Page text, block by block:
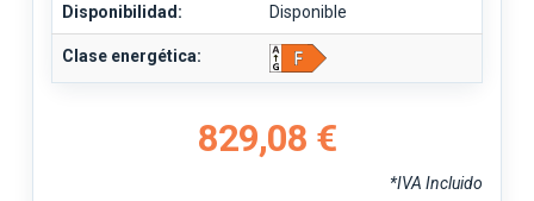
Disponibilidad: Disponible
Clase energética:
829,08 €
*IVA Incluido